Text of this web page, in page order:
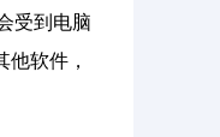
受到电脑
软件，